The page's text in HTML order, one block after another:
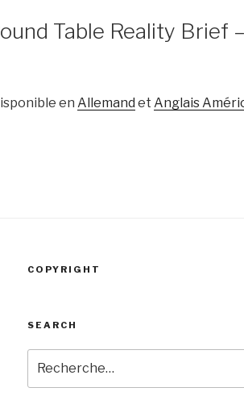
Table Reality Brief
en Allemand et Anglais
COPYRIGHT
SEARCH
pour